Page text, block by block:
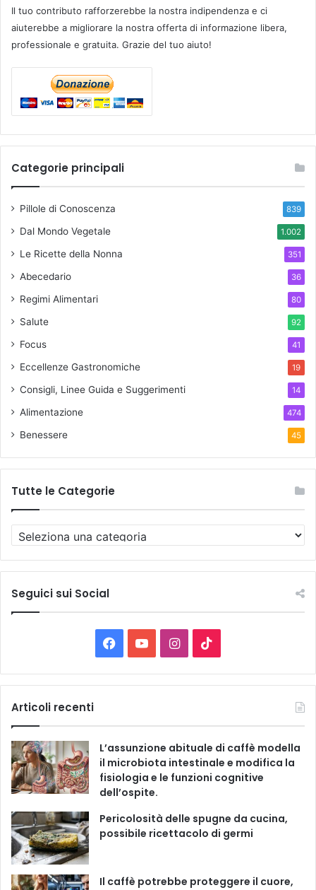
Il tuo contributo rafforzerebbe la nostra indipendenza e ci
aiuterebbe a migliorare la nostra offerta di informazione libera,
professionale e gratuita. Grazie del tuo aiuto!
Categorie principali
Pillole di Conoscenza 839
Dal Mondo Vegetale 1.002
Le Ricette della Nonna 351
Abecedario 36
Regimi Alimentari 80
Salute 92
Focus 41
Eccellenze Gastronomiche 19
Consigli, Linee Guida e Suggerimenti 14
Alimentazione 474
Benessere 45
Tutte le Categorie
u
t
e
o
r
i
e
Seguici sui Social
a
e
b
o
o
k
o
T
u
b
e
I
n
t
a
g
r
a
i
T
o
k
Articoli recenti
L’assunzione abituale di caffè modella
il microbiota intestinale e modifica la
fisiologia e le funzioni cognitive
dell’ospite.
Pericolosità delle spugne da cucina,
possibile ricettacolo di germi
Il caffè potrebbe proteggere il cuore,